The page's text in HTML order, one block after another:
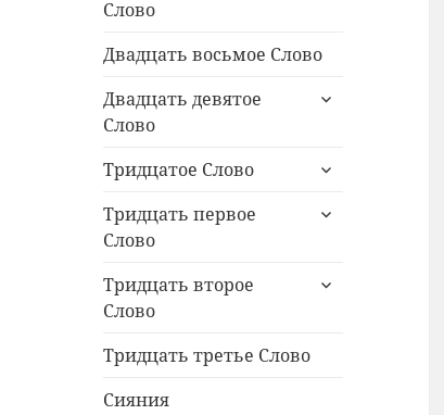
Слово
Двадцать восьмое Слово
Двадцать девятое
Слово
раскрыть
Тридцатое Слово
раскрыть
меню
Тридцать первое
Слово
раскрыть
Тридцать второе
Слово
раскрыть
Тридцать третье Слово
Сияния